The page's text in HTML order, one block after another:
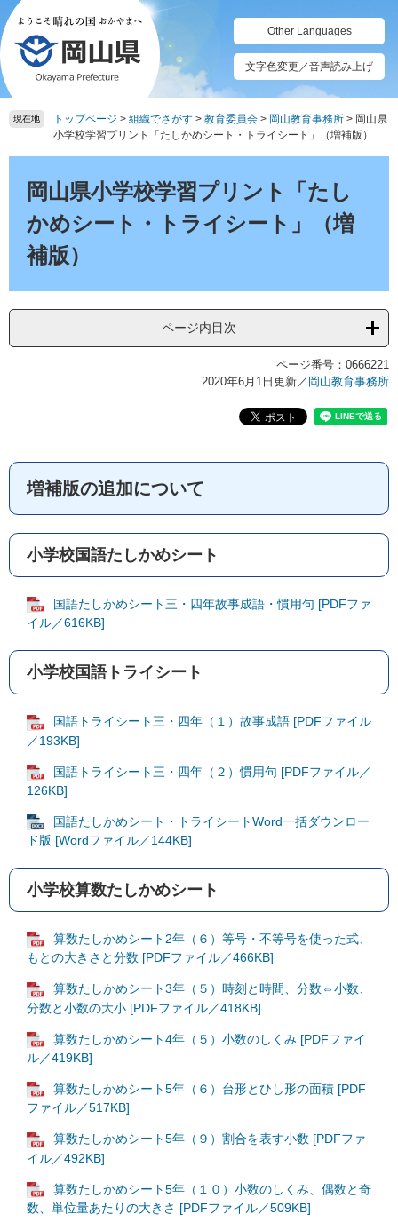
ペ
ー
ジ
の
先
頭
メ
ニ
ュ
ー
を
飛
て
Other Languages
文字色変更／音声読み上げ
現在地 トップページ > 組織でさがす > 教育委員会 > 岡山教育事務所 > 岡山県
小学校学習プリント「たしかめシート・トライシート」（増補版）
岡山県小学校学習プリント「たし
かめシート・トライシート」（増
補版）
ページ内目次
ページ番号：0666221
2020年6月1日更新／ 岡山教育事務所
増補版の追加について
小学校国語たしかめシート
国語たしかめシート三・四年故事成語・慣用句 [PDFファ
イル／616KB]
小学校国語トライシート
国語トライシート三・四年（１）故事成語 [PDFファイル
／193KB]
国語トライシート三・四年（２）慣用句 [PDFファイル／
126KB]
国語たしかめシート・トライシートWord一括ダウンロー
ド版 [Wordファイル／144KB]
小学校算数たしかめシート
算数たしかめシート2年（６）等号・不等号を使った式、
もとの大きさと分数 [PDFファイル／466KB]
算数たしかめシート3年（５）時刻と時間、分数⇔小数、
分数と小数の大小 [PDFファイル／418KB]
算数たしかめシート4年（５）小数のしくみ [PDFファイ
ル／419KB]
算数たしかめシート5年（６）台形とひし形の面積 [PDF
ファイル／517KB]
算数たしかめシート5年（９）割合を表す小数 [PDFファ
イル／492KB]
算数たしかめシート5年（１０）小数のしくみ、偶数と奇
数、単位量あたりの大きさ [PDFファイル／509KB]